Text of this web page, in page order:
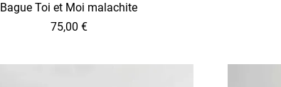
Bague Toi et Moi malachite
75,00 €